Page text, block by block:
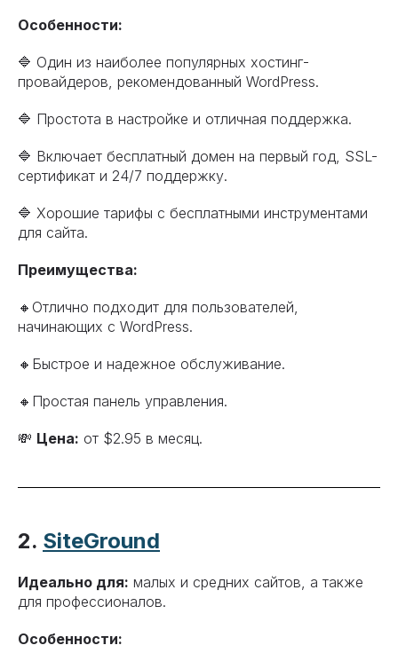
Особенности:
🔷 Один из наиболее популярных хостинг-
провайдеров, рекомендованный WordPress.
🔷 Простота в настройке и отличная поддержка.
🔷 Включает бесплатный домен на первый год, SSL-
сертификат и 24/7 поддержку.
🔷 Хорошие тарифы с бесплатными инструментами
для сайта.
Преимущества:
🔸Отлично подходит для пользователей,
начинающих с WordPress.
🔸Быстрое и надежное обслуживание.
🔸Простая панель управления.
💸 Цена: от $2.95 в месяц.
2. SiteGround
Идеально для: малых и средних сайтов, а также
для профессионалов.
Особенности: